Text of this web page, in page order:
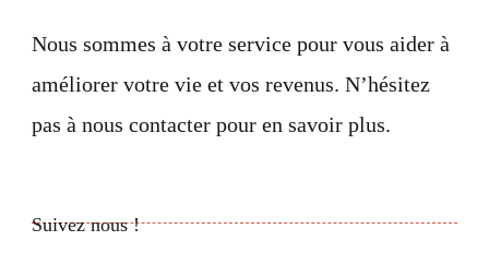
Nous sommes à votre service pour vous aider à
améliorer votre vie et vos revenus. N’hésitez
pas à nous contacter pour en savoir plus.
Suivez nous !